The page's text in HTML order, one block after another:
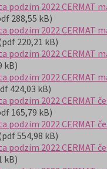
podzim 2022 CERMAT
288,55 kB)
podzim 2022 CERMAT
220,21 kB)
podzim 2022 CERMAT
kB)
podzim 2022 CERMAT
424,03 kB)
2022 CERMAT
165,79 kB)
2022 CERMAT
554,98 kB)
2022 CERMAT
kB)